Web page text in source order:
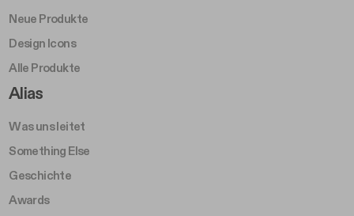
Neue Produkte
Design Icons
Alle Produkte
Footer Right A
Alias
Was uns leitet
Something Else
Geschichte
Awards